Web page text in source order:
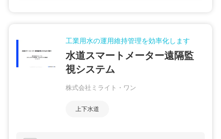
工業用水の運用維持管理を効率化します
水道スマートメーター遠隔監
視システム
株式会社ミライト・ワン
上下水道